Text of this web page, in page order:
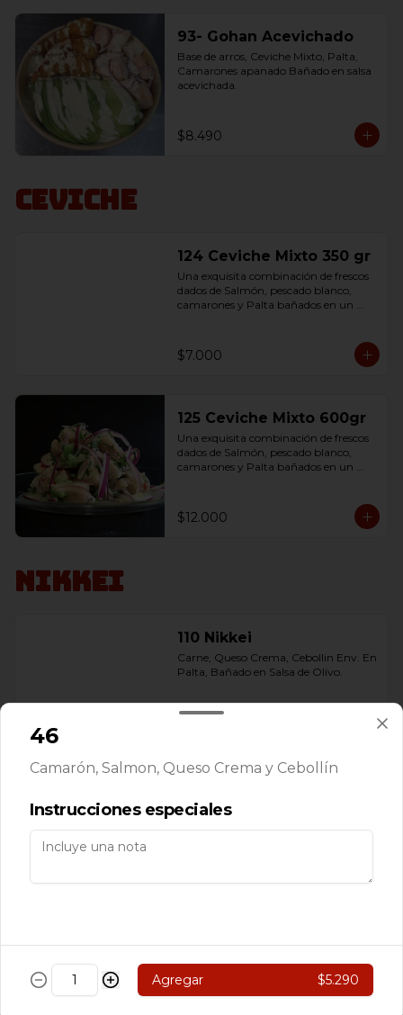
93- Gohan Acevichado
Base de arros, Ceviche Mixto, Palta,
Camarones apanado Bañado en salsa
acevichada.
$8.490
Ceviche
124 Ceviche Mixto 350 gr
Una exquisita combinación de frescos
dados de Salmón, pescado blanco,
camarones y Palta bañados en un
$7.000
125 Ceviche Mixto 600gr
Una exquisita combinación de frescos
dados de Salmón, pescado blanco,
camarones y Palta bañados en un
$12.000
Nikkei
110 Nikkei
Carne, Queso Crema, Cebollin Env. En
Palta, Bañado en Salsa de Olivo.
111 Rolls Acevichado
Camarón, Palta Env. En Arroz
Cubierto de Ceviche de Salmon,
113 Nikkei
Camarón, Salmon, Champiñón
Salteado. Pimentón y queso crema
46
Camarón, Salmon, Queso Crema y Cebollín
Instrucciones especiales
Agregar $5.290